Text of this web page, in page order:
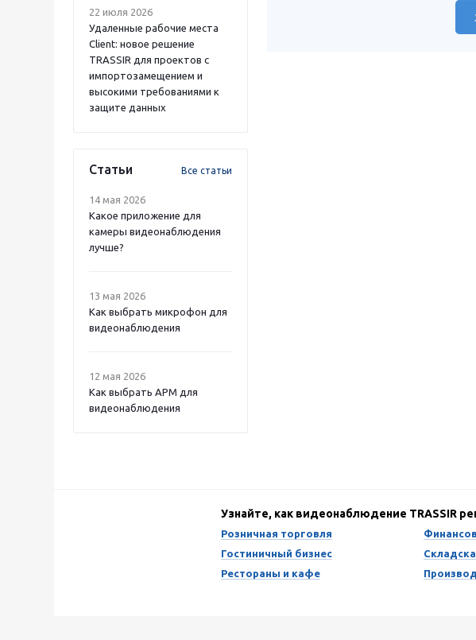
22 июля 2026
Удаленные рабочие места
Client: новое решение
TRASSIR для проектов с
импортозамещением и
высокими требованиями к
защите данных
Статьи Все статьи
14 мая 2026
Какое приложение для
камеры видеонаблюдения
лучше?
13 мая 2026
Как выбрать микрофон для
видеонаблюдения
12 мая 2026
Как выбрать APM для
видеонаблюдения
Узнайте, как видеонаблюдение TRASSIR
Розничная торговля
Гостиничный бизнес
Рестораны и кафе